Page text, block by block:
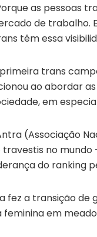
as pessoas
de trabalho.
têm essa
trans
ao abordar
em
(Associação
no mundo
do ranking
fez a transição
em